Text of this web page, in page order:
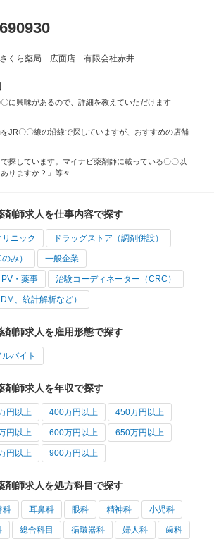
690930
さくら薬局 広面店 有限会社赤井
〇に興味があるので、詳細を教えていただけます
をJR〇〇線の沿線で探していますが、おすすめの店舗
で探しています。マイナビ薬剤師に載っている〇〇以
りますか？」等々
剤師求人を仕事内容で探す
ニック ドラッグストア（調剤併設）
み） 一般企業
・薬事 治験コーディネーター（CRC）
、統計解析など）
剤師求人を雇用形態で探す
バイト
剤師求人を年収で探す
円以上 400万円以上 450万円以上
円以上 600万円以上 650万円以上
円以上 900万円以上
剤師求人を処方科目で探す
科 耳鼻科 眼科 精神科 小児科
総合科目 循環器科 婦人科 歯科